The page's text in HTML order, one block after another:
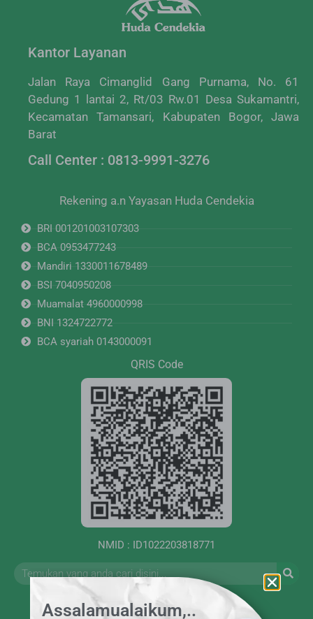
Kantor Layanan
Jalan Raya Cimanglid Gang Purnama, No. 61
Gedung 1 lantai 2, Rt/03 Rw.01 Desa Sukamantri,
Kecamatan Tamansari, Kabupaten Bogor, Jawa
Barat
Call Center : 0813-9991-3276
Rekening a.n Yayasan Huda Cendekia
BRI 001201003107303
BCA 0953477243
Mandiri 1330011678489
BSI 7040950208
Muamalat 4960000998
BNI 1324722772
BCA syariah 0143000091
QRIS Code
NMID : ID1022203818771
Assalamualaikum,..